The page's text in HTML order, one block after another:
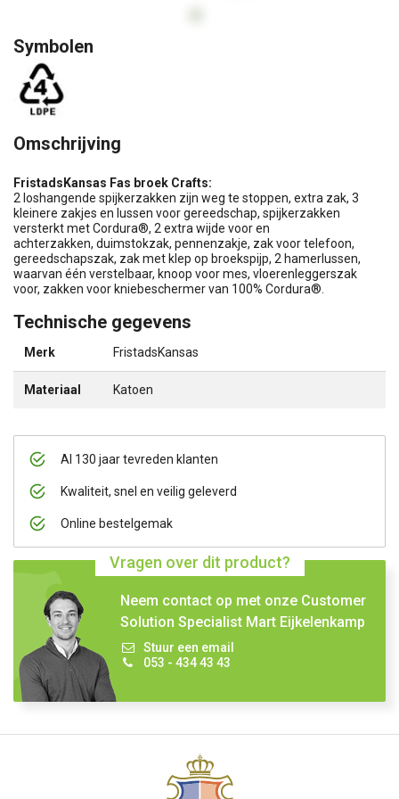
Al 130 jaar tevreden klanten
Kwaliteit, snel en veilig geleverd
Online bestelgemak
Vragen over dit product?
Neem contact op met onze Customer
Solution Specialist Mart Eijkelenkamp
Stuur een email
053 - 434 43 43
Symbolen
Omschrijving
FristadsKansas Fas broek Crafts:
2 loshangende spijkerzakken zijn weg te stoppen, extra zak, 3
kleinere zakjes en lussen voor gereedschap, spijkerzakken
versterkt met Cordura®, 2 extra wijde voor en
achterzakken, duimstokzak, pennenzakje, zak voor telefoon,
gereedschapszak, zak met klep op broekspijp, 2 hamerlussen,
waarvan één verstelbaar, knoop voor mes, vloerenleggerszak
voor, zakken voor kniebeschermer van 100% Cordura®.
Technische gegevens
Merk FristadsKansas
Materiaal Katoen